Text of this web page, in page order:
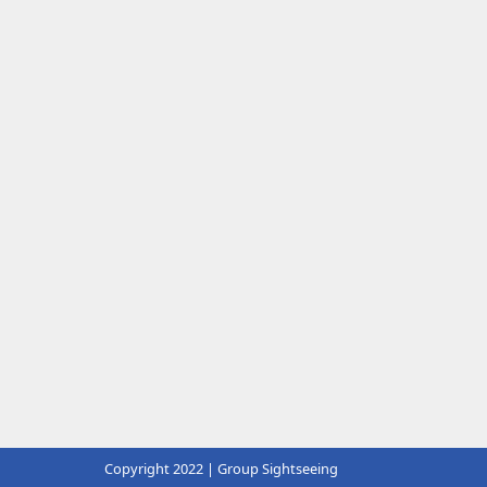
Copyright 2022 | Group Sightseeing